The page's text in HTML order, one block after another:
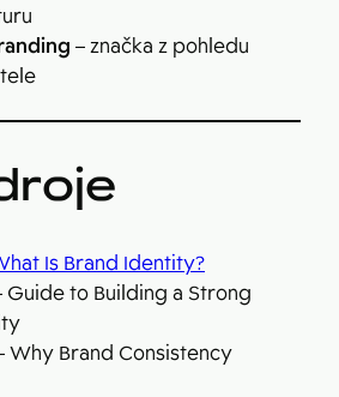
– značka z pohledu
Is Brand Identity?
Guide to Building a Strong
Why Brand Consistency